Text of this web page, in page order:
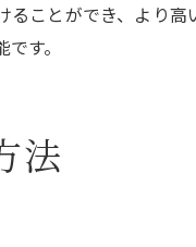
ことができ、より
す。
法